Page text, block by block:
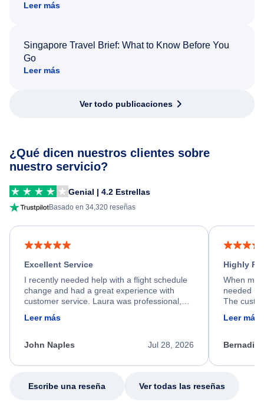
Leer más
Singapore Travel Brief: What to Know Before You
Go
Leer más
Ver todo publicaciones
¿Qué dicen nuestros clientes sobre
nuestro servicio?
Genial | 4.2 Estrellas
Basado en 34,320 reseñas
Excellent Service
I recently needed help with a flight schedule
change and had a great experience with
customer service. Laura was professional,
friendly, and very helpful throughout the
process. She quickly found a solution and
appreciate her excellent service.
Leer más
Jul 28, 2026
John Naples
Highly
When my
needed
The
calm,
my issue.
Leer más
Escribe una reseña Ver todas las reseñas